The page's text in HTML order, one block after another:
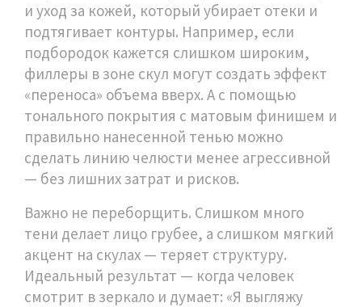
и уход за кожей, который убирает отеки и
подтягивает контуры. Например, если
подбородок кажется слишком широким,
филлеры в зоне скул могут создать эффект
«переноса» объема вверх. А с помощью
тонального покрытия с матовым финишем и
правильно нанесенной тенью можно
сделать линию челюсти менее агрессивной
— без лишних затрат и рисков.
Важно не переборщить. Слишком много
тени делает лицо грубее, а слишком мягкий
акцент на скулах — теряет структуру.
Идеальный результат — когда человек
смотрит в зеркало и думает: «Я выгляжу